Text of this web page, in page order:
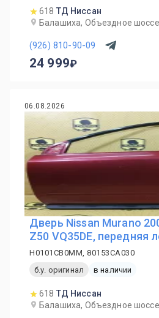
618 ТД Ниссан
Балашиха, Объездное
(926) 810-90-09
24 999
06.08.2026
Дверь Nissan Murano
Z50 VQ35DE, передняя
H0101CB0MM, 80153CA030
б.у. оригинал
в наличии
618 ТД Ниссан
Балашиха, Объездное